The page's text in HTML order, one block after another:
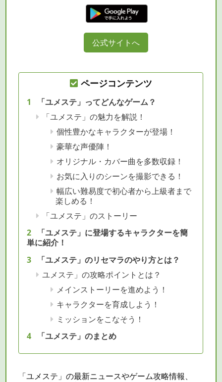
公式サイトへ
ページコンテンツ
「ユメステ」ってどんなゲーム？
「ユメステ」の魅力を解説！
個性豊かなキャラクターが登場！
豪華な声優陣！
オリジナル・カバー曲を多数収録！
お気に入りのシーンを撮影できる！
幅広い難易度で初心者から上級者まで
楽しめる！
「ユメステ」のストーリー
「ユメステ」に登場するキャラクターを簡
単に紹介！
「ユメステ」のリセマラのやり方とは？
ユメステ」の攻略ポイントとは？
メインストーリーを進めよう！
キャラクターを育成しよう！
ミッションをこなそう！
「ユメステ」のまとめ
「ユメステ」の最新ニュースやゲーム攻略情報、